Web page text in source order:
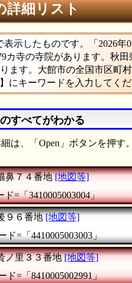
詳細リスト
示したものです。「2026年
カ寺の寺院があります。秋
ます。大館市の全国市区町
にキーワードを入力してくだ
すべてがわかる
は、「Open」ボタンを押す
鼻７４番地 [地図等]
ド=「3410005003004」
９６番地 [地図等]
ド=「4410005003003」
ノ里３３番地 [地図等]
ド=「8410005002991」